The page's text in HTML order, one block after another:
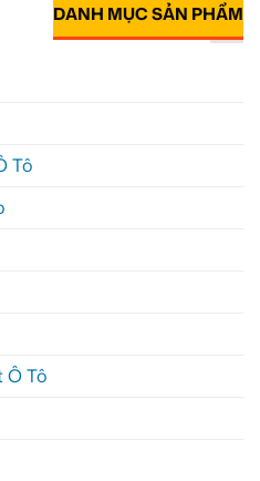
DANH MỤC SẢN PHẨM
Tô
Ô Tô